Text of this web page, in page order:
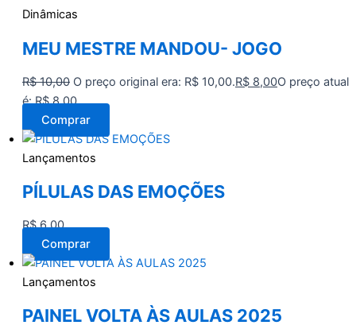
Dinâmicas
MEU MESTRE MANDOU- JOGO
R$10,00 O preço original era: R$ 10,00.R$ 8,00O preço atual
é: R$ 8,00.
Comprar
Lançamentos
PÍLULAS DAS EMOÇÕES
R$6,00
Comprar
Lançamentos
PAINEL VOLTA ÀS AULAS 2025